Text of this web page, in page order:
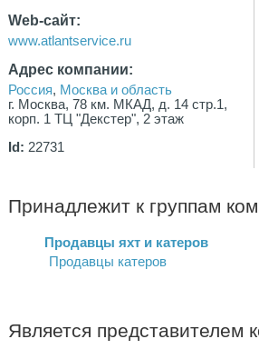
Web-сайт:
www.atlantservice.ru
Адрес компании:
Россия, Москва и область
г. Москва, 78 км. МКАД, д. 14 стр.1,
корп. 1 ТЦ "Декстер", 2 этаж
Id: 22731
Принадлежит к группам
Продавцы яхт и катеров
Продавцы катеров
Является представителем